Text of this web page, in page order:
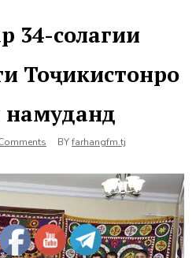
34-солагии
Тоҷикистонро
намуданд
BYfarhangfm.tj